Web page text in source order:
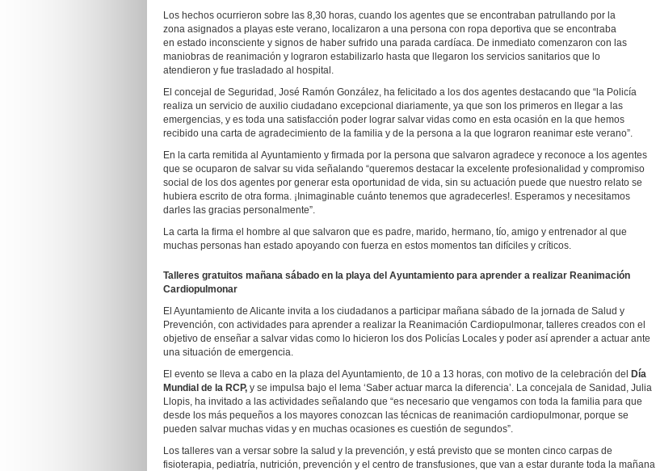
Los hechos ocurrieron sobre las 8,30 horas, cuando los agentes que se encontraban patrullando por la
zona asignados a playas este verano, localizaron a una persona con ropa deportiva que se encontraba
en estado inconsciente y signos de haber sufrido una parada cardíaca. De inmediato comenzaron con las
maniobras de reanimación y lograron estabilizarlo hasta que llegaron los servicios sanitarios que lo
atendieron y fue trasladado al hospital.
El concejal de Seguridad, José Ramón González, ha felicitado a los dos agentes destacando que “la Policía
realiza un servicio de auxilio ciudadano excepcional diariamente, ya que son los primeros en llegar a las
emergencias, y es toda una satisfacción poder lograr salvar vidas como en esta ocasión en la que hemos
recibido una carta de agradecimiento de la familia y de la persona a la que lograron reanimar este verano”.
En la carta remitida al Ayuntamiento y firmada por la persona que salvaron agradece y reconoce a los agentes
que se ocuparon de salvar su vida señalando “queremos destacar la excelente profesionalidad y compromiso
social de los dos agentes por generar esta oportunidad de vida, sin su actuación puede que nuestro relato se
hubiera escrito de otra forma. ¡Inimaginable cuánto tenemos que agradecerles!. Esperamos y necesitamos
darles las gracias personalmente”.
La carta la firma el hombre al que salvaron que es padre, marido, hermano, tío, amigo y entrenador al que
muchas personas han estado apoyando con fuerza en estos momentos tan difíciles y críticos.
Talleres gratuitos mañana sábado en la playa del Ayuntamiento para aprender a realizar Reanimación
Cardiopulmonar
El Ayuntamiento de Alicante invita a los ciudadanos a participar mañana sábado de la jornada de Salud y
Prevención, con actividades para aprender a realizar la Reanimación Cardiopulmonar, talleres creados con el
objetivo de enseñar a salvar vidas como lo hicieron los dos Policías Locales y poder así aprender a actuar ante
una situación de emergencia.
El evento se lleva a cabo en la plaza del Ayuntamiento, de 10 a 13 horas, con motivo de la celebración del
Día
Mundial de la RCP, y se impulsa bajo el lema ‘Saber actuar marca la diferencia’. La concejala de Sanidad, Julia
Llopis, ha invitado a las actividades señalando que “es necesario que vengamos con toda la familia para que
desde los más pequeños a los mayores conozcan las técnicas de reanimación cardiopulmonar, porque se
pueden salvar muchas vidas y en muchas ocasiones es cuestión de segundos”.
Los talleres van a versar sobre la salud y la prevención, y está previsto que se monten cinco carpas de
fisioterapia, pediatría, nutrición, prevención y el centro de transfusiones, que van a estar durante toda la mañana